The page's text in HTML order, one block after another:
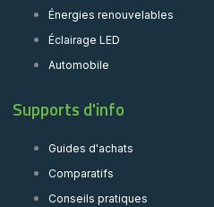
Énergies renouvelables
Éclairage LED
Automobile
Supports d'info
Guides d'achats
Comparatifs
Conseils pratiques